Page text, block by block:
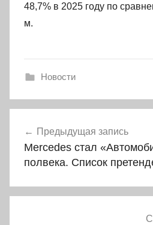
48,7% в 2025 году по
м.
Новости
по
записям
Предыдущая запись
Mercedes стал
полвека. Список